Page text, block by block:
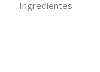
Ingredientes